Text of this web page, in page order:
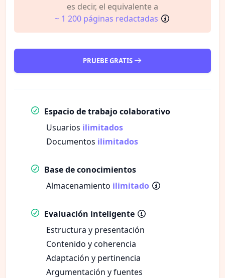
es decir, el equivalente a
~ 1 200 páginas redactadas
PRUEBE GRATIS
Espacio de trabajo colaborativo
Usuarios ilimitados
Documentos ilimitados
Base de conocimientos
Almacenamiento ilimitado
Evaluación inteligente
Estructura y presentación
Contenido y coherencia
Adaptación y pertinencia
Argumentación y fuentes